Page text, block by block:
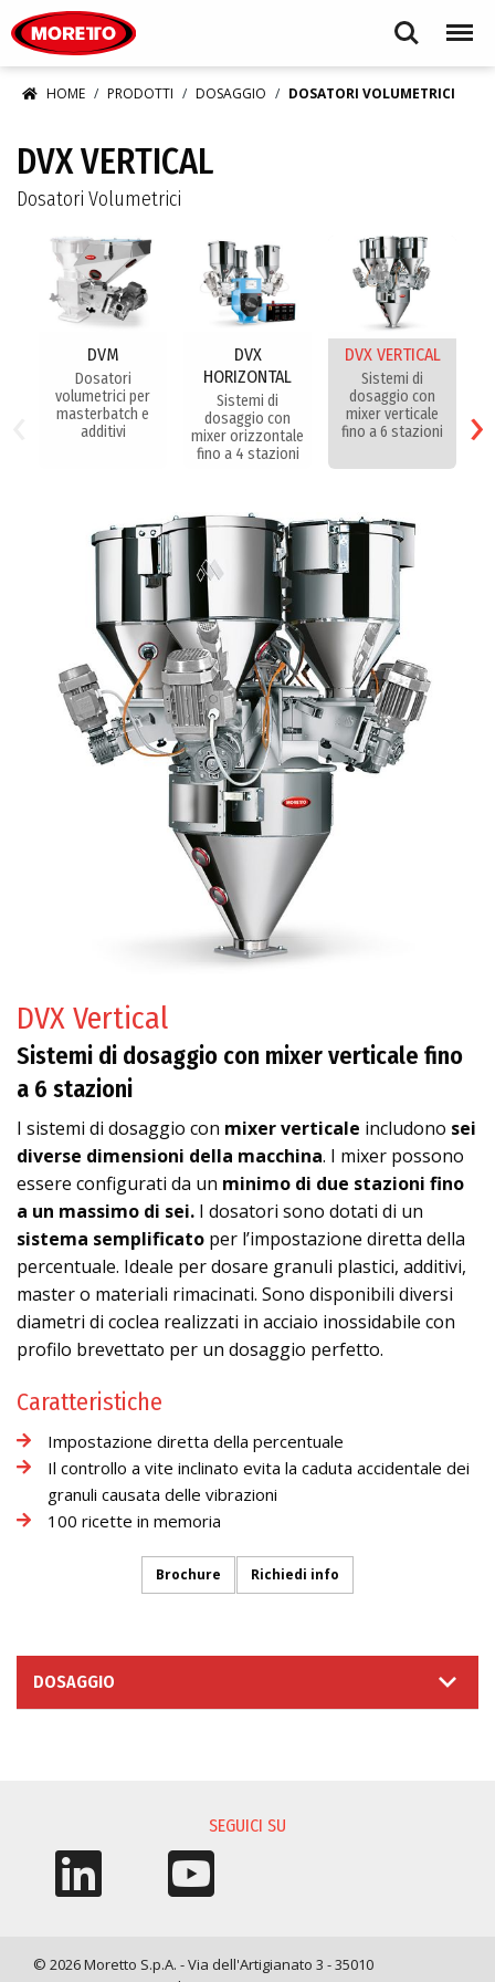
Search Menu
HOME PRODOTTI DOSAGGIO DOSATORI VOLUMETRICI
DVX VERTICAL
Dosatori Volumetrici
DVM
Dosatori
volumetrici per
masterbatch e
additivi
DVX
HORIZONTAL
Sistemi di
dosaggio con
mixer orizzontale
fino a 4 stazioni
DVX VERTICAL
Sistemi di
dosaggio con
mixer verticale
fino a 6 stazioni
›
DVX Vertical
Sistemi di dosaggio con mixer verticale fino
a 6 stazioni
I sistemi di dosaggio con mixer verticale includono sei
diverse dimensioni della macchina. I mixer possono
essere configurati da un minimo di due stazioni fino
a un massimo di sei. I dosatori sono dotati di un
sistema semplificato per l’impostazione diretta della
percentuale. Ideale per dosare granuli plastici, additivi,
master o materiali rimacinati. Sono disponibili diversi
diametri di coclea realizzati in acciaio inossidabile con
profilo brevettato per un dosaggio perfetto.
Caratteristiche
Impostazione diretta della percentuale
Il controllo a vite inclinato evita la caduta accidentale dei
granuli causata delle vibrazioni
100 ricette in memoria
Brochure Richiedi info
DOSAGGIO
SEGUICI SU
© 2026 Moretto S.p.A. - Via dell'Artigianato 3 - 35010